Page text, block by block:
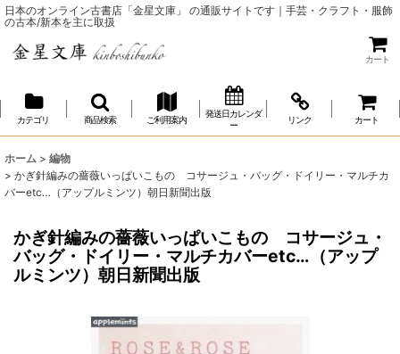
日本のオンライン古書店「金星文庫」 の通販サイトです｜手芸・クラフト・服飾
の古本/新本を主に取扱
カート
カテゴリ 商品検索 ご利用案内
発送日カレンダ
ー
リンク カート
ホーム > 編物
> かぎ針編みの薔薇いっぱいこもの コサージュ・バッグ・ドイリー・マルチカ
バーetc…（アップルミンツ）朝日新聞出版
かぎ針編みの薔薇いっぱいこもの コサージュ・
バッグ・ドイリー・マルチカバーetc…（アップ
ルミンツ）朝日新聞出版